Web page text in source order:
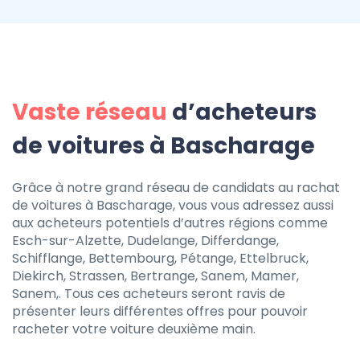
Vaste réseau d’acheteurs
de voitures à Bascharage
Grâce à notre grand réseau de candidats au rachat
de voitures à Bascharage, vous vous adressez aussi
aux acheteurs potentiels d’autres régions comme
Esch-sur-Alzette, Dudelange, Differdange,
Schifflange, Bettembourg, Pétange, Ettelbruck,
Diekirch, Strassen, Bertrange, Sanem, Mamer,
Sanem,. Tous ces acheteurs seront ravis de
présenter leurs différentes offres pour pouvoir
racheter votre voiture deuxième main.